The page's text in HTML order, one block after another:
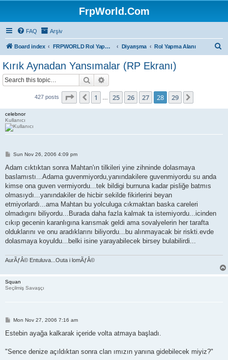
FrpWorld.Com
FAQ Arşiv
Board index FRPWORLD Rol Yapma Oyunları Diyarışma Rol Yapma Alanı
Kırık Aynadan Yansımalar (RP Ekranı)
Search
427 posts Page 28 of 29
Previous
1 25 26 27 28 29
celebnor
Kullanıcı
P
s
Sun Nov 26, 2006 4:09 pm
Adam cıktıktan sonra Mahtan'ın tilkileri yine zihninde dolasmaya
baslamıstı...Adama guvenmiyordu,yanındakilere guvenmiyordu su anda
kimse ona guven vermiyordu...tek bildigi burnuna kadar pisliğe batmıs
olmasıydı...yanındakiler de hicbir sekilde fikirlerini beyan
etmiyorlardı...ama Mahtan bu yolculuga cıkmaktan baska careleri
olmadıgını biliyordu...Burada daha fazla kalmak ta istemiyordu...icinden
cıkıp gecenin karanlıgına karısmak geldi ama sovalyelerin her tarafta
olduklarını ve onu aradıklarını biliyordu...bu alınmayacak bir riskti.evde
dolasmaya koyuldu...belki isine yarayabilecek birsey bulabilirdi...
AurÃƒÂ© Entuluva...Outa i lomÃƒÂ©
Squan
Seçilmiş Savaşçı
P
s
Mon Nov 27, 2006 7:16 am
Estebin ayağa kalkarak içeride volta atmaya başladı.
"Sence denize açıldıktan sonra clan ımızın yanına gidebilecek miyiz?"